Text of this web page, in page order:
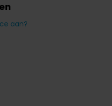
aan?